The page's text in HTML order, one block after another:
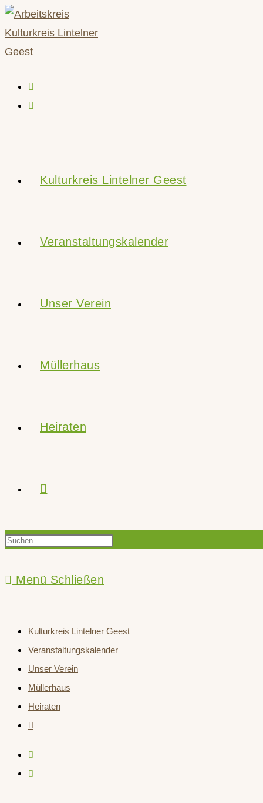
Zum
Inhalt
springen
Kulturkreis Lintelner Geest
Veranstaltungskalender
Unser Verein
Müllerhaus
Heiraten
Website-
Suche
Press
search
panel.
Menü Schließen
Kulturkreis Lintelner Geest
Veranstaltungskalender
Unser Verein
Müllerhaus
Heiraten
Website-
umschalten